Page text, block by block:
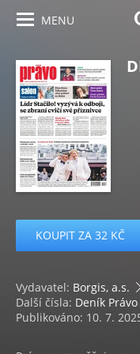
MENU
KOUPIT ZA 32 KČ
Vydavatel: Borgis, a.s.
Další čísla: Deník Právo
Publikováno: 10. 7.